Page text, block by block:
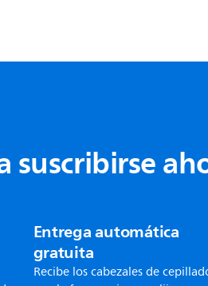
suscribirse
Entrega automática
gratuita
Recibe los cabezales de